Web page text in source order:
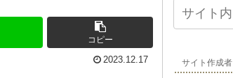
コピー
2023.12.17 サイト作成者